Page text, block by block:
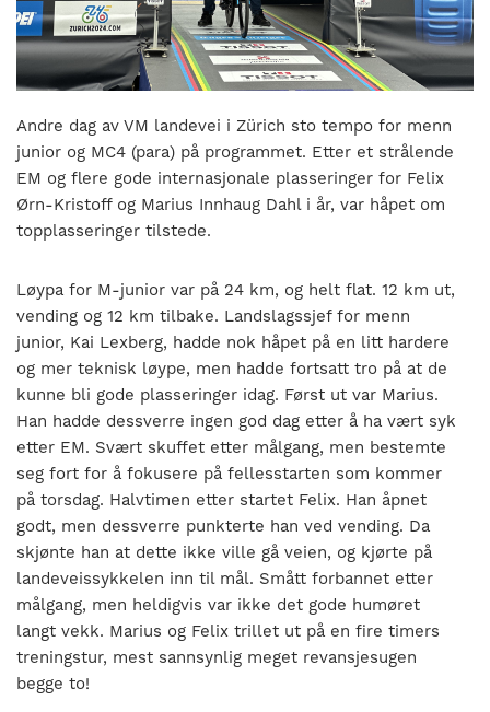
bli
en
folkesport.
Andre dag av VM landevei i Zürich sto tempo for menn
junior og MC4 (para) på programmet. Etter et strålende
EM og flere gode internasjonale plasseringer for Felix
Ørn-Kristoff og Marius Innhaug Dahl i år, var håpet om
topplasseringer tilstede.
Løypa for M-junior var på 24 km, og helt flat. 12 km ut,
vending og 12 km tilbake. Landslagssjef for menn
junior, Kai Lexberg, hadde nok håpet på en litt hardere
og mer teknisk løype, men hadde fortsatt tro på at de
kunne bli gode plasseringer idag. Først ut var Marius.
Han hadde dessverre ingen god dag etter å ha vært syk
etter EM. Svært skuffet etter målgang, men bestemte
seg fort for å fokusere på fellesstarten som kommer
på torsdag. Halvtimen etter startet Felix. Han åpnet
godt, men dessverre punkterte han ved vending. Da
skjønte han at dette ikke ville gå veien, og kjørte på
landeveissykkelen inn til mål. Smått forbannet etter
målgang, men heldigvis var ikke det gode humøret
langt vekk. Marius og Felix trillet ut på en fire timers
treningstur, mest sannsynlig meget revansjesugen
begge to!